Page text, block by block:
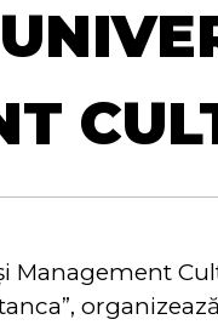
Management